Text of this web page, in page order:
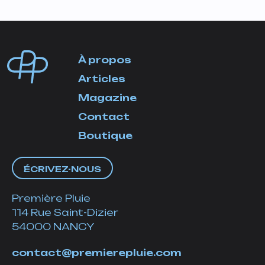
À propos
Articles
Magazine
Contact
Boutique
ÉCRIVEZ-NOUS
Première Pluie
114 Rue Saint-Dizier
54000 NANCY
contact@premierepluie.com